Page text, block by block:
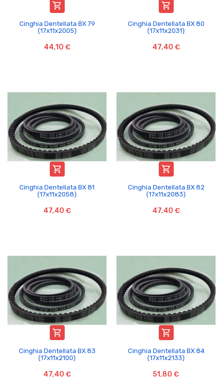

Cinghia Dentellata BX 79
(17x11x2005)
44,10 €

Cinghia Dentellata BX 80
(17x11x2031)
47,40 €

Cinghia Dentellata BX 81
(17x11x2058)
47,40 €

Cinghia Dentellata BX 82
(17x11x2083)
47,40 €

Cinghia Dentellata BX 83
(17x11x2100)
47,40 €

Cinghia Dentellata BX 84
(17x11x2133)
51,80 €